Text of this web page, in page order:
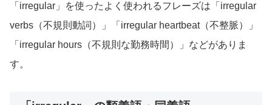
「irregular」を使ったよく使われるフレーズは「irregular
verbs（不規則動詞）」「irregular heartbeat（不整脈）」
「irregular hours（不規則な勤務時間）」などがありま
す。